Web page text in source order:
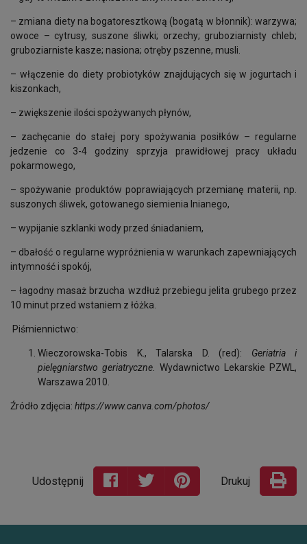
– zmiana diety na bogatoresztkową (bogatą w błonnik): warzywa;
owoce – cytrusy, suszone śliwki; orzechy; gruboziarnisty chleb;
gruboziarniste kasze; nasiona; otręby pszenne, musli.
– włączenie do diety probiotyków znajdujących się w jogurtach i
kiszonkach,
– zwiększenie ilości spożywanych płynów,
– zachęcanie do stałej pory spożywania posiłków – regularne
jedzenie co 3-4 godziny sprzyja prawidłowej pracy układu
pokarmowego,
– spożywanie produktów poprawiających przemianę materii, np.
suszonych śliwek, gotowanego siemienia lnianego,
– wypijanie szklanki wody przed śniadaniem,
– dbałość o regularne wypróżnienia w warunkach zapewniających
intymność i spokój,
– łagodny masaż brzucha wzdłuż przebiegu jelita grubego przez
10 minut przed wstaniem z łóżka.
Piśmiennictwo:
Wieczorowska-Tobis K., Talarska D. (red): Geriatria i
pielęgniarstwo geriatryczne.
Wydawnictwo Lekarskie PZWL,
Warszawa 2010.
Źródło zdjęcia: https://www.canva.com/photos/
Udostępnij Drukuj